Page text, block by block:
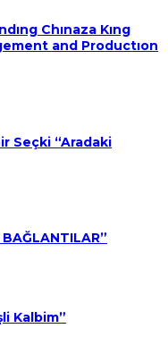
Chınaza Kıng
and Productıon
Seçki “Aradaki
BAĞLANTILAR”
Kalbim”